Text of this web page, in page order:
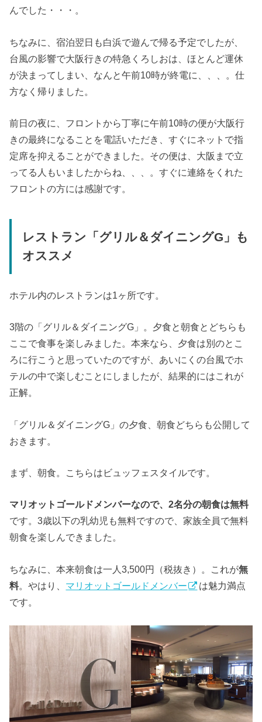
んでした・・・。
ちなみに、宿泊翌日も白浜で遊んで帰る予定でしたが、
台風の影響で大阪行きの特急くろしおは、ほとんど運休
が決まってしまい、なんと午前10時が終電に、、、。仕
方なく帰りました。
前日の夜に、フロントから丁寧に午前10時の便が大阪行
きの最終になることを電話いただき、すぐにネットで指
定席を抑えることができました。その便は、大阪まで立
ってる人もいましたからね、、、。すぐに連絡をくれた
フロントの方には感謝です。
レストラン「グリル＆ダイニングG」も
オススメ
ホテル内のレストランは1ヶ所です。
3階の「グリル＆ダイニングG」。夕食と朝食とどちらも
ここで食事を楽しみました。本来なら、夕食は別のとこ
ろに行こうと思っていたのですが、あいにくの台風でホ
テルの中で楽しむことにしましたが、結果的にはこれが
正解。
「グリル＆ダイニングG」の夕食、朝食どちらも公開して
おきます。
まず、朝食。こちらはビュッフェスタイルです。
マリオットゴールドメンバーなので、2名分の朝食は無料
です。3歳以下の乳幼児も無料ですので、家族全員で無料
朝食を楽しんできました。
ちなみに、本来朝食は一人3,500円（税抜き）。これが無
料。やはり、 マリオットゴールドメンバー
は魅力満点
です。